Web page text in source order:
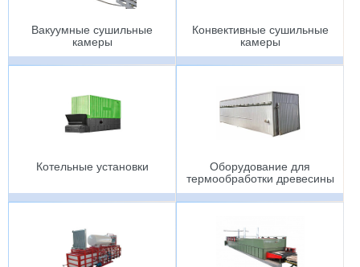
Вакуумные сушильные
камеры
Конвективные сушильные
камеры
Котельные установки
Оборудование для
термообработки древесины